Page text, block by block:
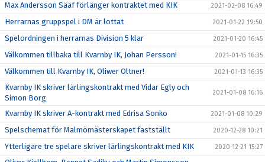
Max Andersson Sääf förlänger kontraktet med KIK 2021-02-08 16:49
Herrarnas gruppspel i DM är lottat 2021-01-22 19:50
Spelordningen i herrarnas Division 5 klar 2021-01-20 16:45
Välkommen tillbaka till Kvarnby IK, Johan Persson! 2021-01-15 16:35
Välkommen till Kvarnby IK, Oliwer Oltner! 2021-01-13 16:35
Kvarnby IK skriver lärlingskontrakt med Vidar Egly och
Simon Borg
2021-01-08 16:16
Kvarnby IK skriver A-kontrakt med Edrisa Sonko 2021-01-08 10:29
Spelschemat för Malmömästerskapet fastställt 2020-12-28 10:21
Ytterligare tre spelare skriver lärlingskontrakt med KIK 2020-12-21 15:27